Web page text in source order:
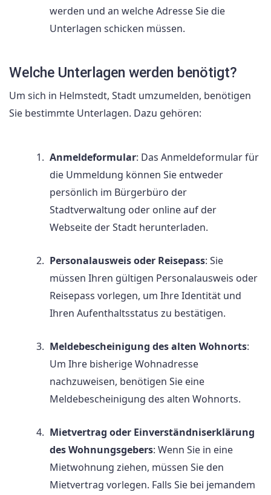
werden und an welche Adresse Sie die
Unterlagen schicken müssen.
Welche Unterlagen werden benötigt?
Um sich in Helmstedt, Stadt umzumelden, benötigen
Sie bestimmte Unterlagen. Dazu gehören:
Anmeldeformular: Das Anmeldeformular für
die Ummeldung können Sie entweder
persönlich im Bürgerbüro der
Stadtverwaltung oder online auf der
Webseite der Stadt herunterladen.
Personalausweis oder Reisepass: Sie
müssen Ihren gültigen Personalausweis oder
Reisepass vorlegen, um Ihre Identität und
Ihren Aufenthaltsstatus zu bestätigen.
Meldebescheinigung des alten Wohnorts:
Um Ihre bisherige Wohnadresse
nachzuweisen, benötigen Sie eine
Meldebescheinigung des alten Wohnorts.
Mietvertrag oder Einverständniserklärung
des Wohnungsgebers: Wenn Sie in eine
Mietwohnung ziehen, müssen Sie den
Mietvertrag vorlegen. Falls Sie bei jemandem